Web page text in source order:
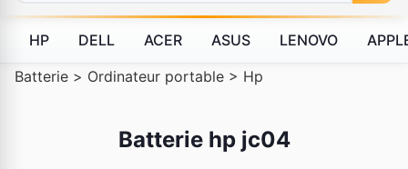
HP DELL ACER ASUS LENOVO
Batterie > Ordinateur portable > Hp
Batterie hp jc04